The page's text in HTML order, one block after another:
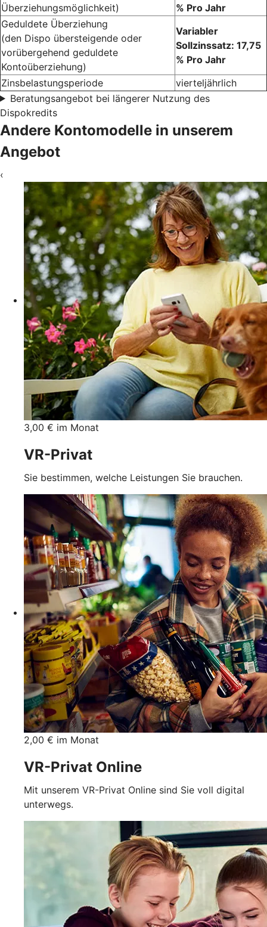
Überziehungsmöglichkeit)
% Pro Jahr
Geduldete Überziehung
(den Dispo übersteigende oder
vorübergehend geduldete
Kontoüberziehung)
Variabler
Sollzinssatz: 17,75
% Pro Jahr
Zinsbelastungsperiode
vierteljährlich
Beratungsangebot bei längerer Nutzung des
Dispokredits
Andere Kontomodelle in unserem
Angebot
‹
3,00 € im Monat
VR-Privat
Sie bestimmen, welche Leistungen Sie brauchen.
2,00 € im Monat
VR-Privat Online
Mit unserem VR-Privat Online sind Sie voll digital
unterwegs.